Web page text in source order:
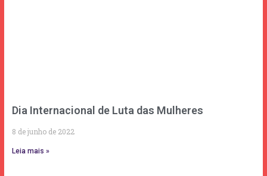
Dia Internacional de Luta das Mulheres
8 de junho de 2022
Leia mais »